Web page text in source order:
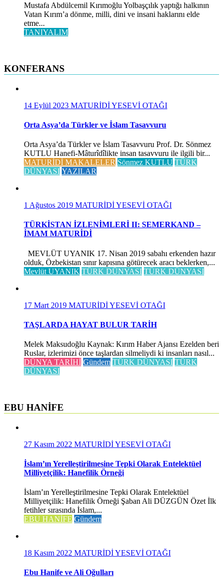
Mustafa Abdülcemil Kırımoğlu Yolbaşçılık yaptığı halkının
Vatan Kırım’a dönme, milli, dini ve insani haklarını elde
etme...
TANIYALIM
KONFERANS
14 Eylül 2023 MATURİDİ YESEVİ OTAĞI
Orta Asya’da Türkler ve İslam Tasavvuru
Orta Asya’da Türkler ve İslam Tasavvuru Prof. Dr. Sönmez
KUTLU Hanefi-Mâturîdîlikte insan tasavvuru ile ilgili bir...
MATURİDİ MAKALELER Sönmez KUTLU TÜRK
DÜNYASI YAZILAR
1 Ağustos 2019 MATURİDİ YESEVİ OTAĞI
TÜRKİSTAN İZLENİMLERİ II: SEMERKAND –
İMAM MATURİDİ
MEVLÜT UYANIK 17. Nisan 2019 sabahı erkenden hazır
olduk, Özbekistan sınır kapısına götürecek aracı beklerken,...
Mevlüt UYANIK TÜRK DÜNYASI TÜRK DÜNYASI
17 Mart 2019 MATURİDİ YESEVİ OTAĞI
TAŞLARDA HAYAT BULUR TARİH
Melek Maksudoğlu Kaynak: Kırım Haber Ajansı Ezelden beri
Ruslar, izlerimizi önce taşlardan silmeliydi ki insanları nasıl...
DÜNYA TARİHİ Gündem TÜRK DÜNYASI TÜRK
DÜNYASI
EBU HANİFE
27 Kasım 2022 MATURİDİ YESEVİ OTAĞI
İslam’ın Yerelleştirilmesine Tepki Olarak Entelektüel
Milliyetçilik: Hanefilik Örneği
İslam’ın Yerelleştirilmesine Tepki Olarak Entelektüel
Milliyetçilik: Hanefilik Örneği Şaban Ali DÜZGÜN Özet İlk
fetihler sırasında İslam,...
EBU HANİFE Gündem
18 Kasım 2022 MATURİDİ YESEVİ OTAĞI
Ebu Hanife ve Ali Oğulları